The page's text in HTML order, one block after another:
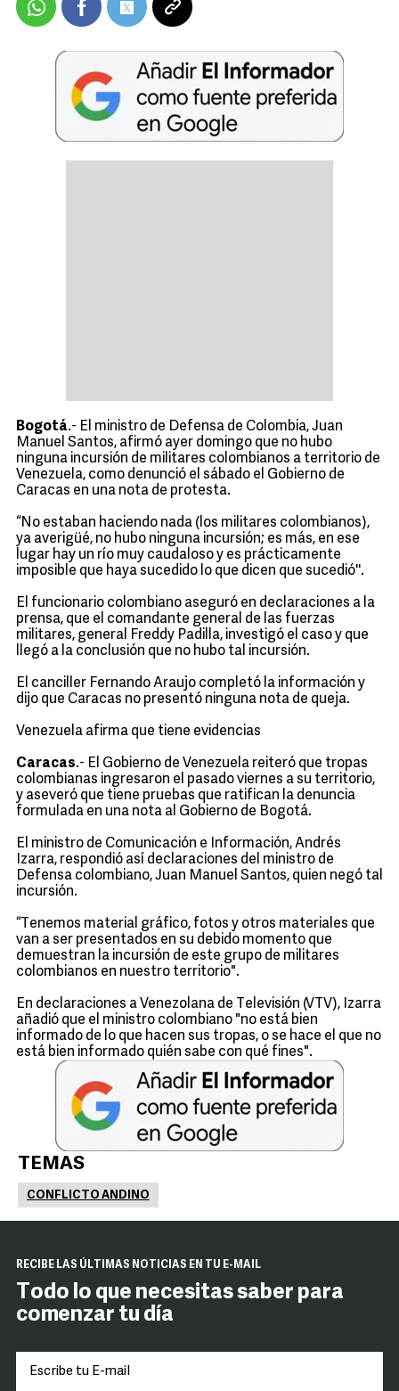
Bogotá.- El ministro de Defensa de Colombia, Juan
Manuel Santos, afirmó ayer domingo que no hubo
ninguna incursión de militares colombianos a territorio de
Venezuela, como denunció el sábado el Gobierno de
Caracas en una nota de protesta.
“No estaban haciendo nada (los militares colombianos),
ya averigüé, no hubo ninguna incursión; es más, en ese
lugar hay un río muy caudaloso y es prácticamente
imposible que haya sucedido lo que dicen que sucedió''.
El funcionario colombiano aseguró en declaraciones a la
prensa, que el comandante general de las fuerzas
militares, general Freddy Padilla, investigó el caso y que
llegó a la conclusión que no hubo tal incursión.
El canciller Fernando Araujo completó la información y
dijo que Caracas no presentó ninguna nota de queja.
Venezuela afirma que tiene evidencias
Caracas.- El Gobierno de Venezuela reiteró que tropas
colombianas ingresaron el pasado viernes a su territorio,
y aseveró que tiene pruebas que ratifican la denuncia
formulada en una nota al Gobierno de Bogotá.
El ministro de Comunicación e Información, Andrés
Izarra, respondió así declaraciones del ministro de
Defensa colombiano, Juan Manuel Santos, quien negó tal
incursión.
“Tenemos material gráfico, fotos y otros materiales que
van a ser presentados en su debido momento que
demuestran la incursión de este grupo de militares
colombianos en nuestro territorio".
En declaraciones a Venezolana de Televisión (VTV), Izarra
añadió que el ministro colombiano "no está bien
informado de lo que hacen sus tropas, o se hace el que no
está bien informado quién sabe con qué fines".
TEMAS
CONFLICTO ANDINO
RECIBE LAS ÚLTIMAS NOTICIAS EN TU E-MAIL
Todo lo que necesitas saber para
comenzar tu día